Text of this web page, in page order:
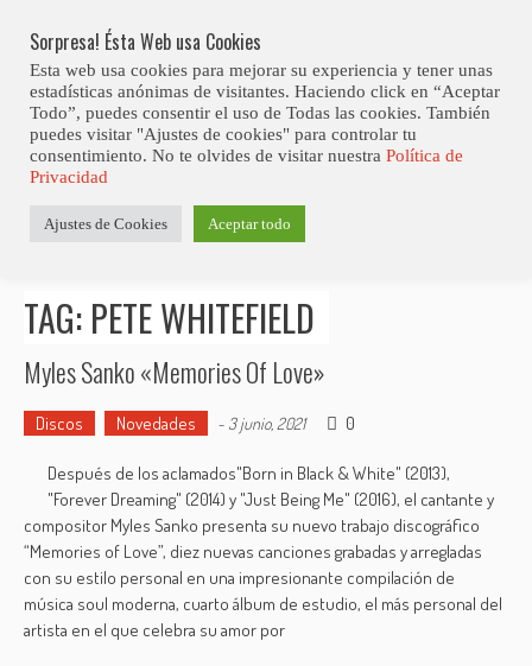
content
Club Contest.
Posts tagged "Pete Whitefield"
TAG: PETE WHITEFIELD
Myles Sanko «Memories Of Love»
Discos Novedades - 3 junio, 2021 0
Después de los aclamados"Born in Black & White" (2013),
"Forever Dreaming" (2014) y "Just Being Me" (2016), el cantante y
compositor Myles Sanko presenta su nuevo trabajo discográfico
“Memories of Love”, diez nuevas canciones grabadas y arregladas
con su estilo personal en una impresionante compilación de
música soul moderna, cuarto álbum de estudio, el más personal del
artista en el que celebra su amor por
Sorpresa! Ésta Web usa Cookies
Esta web usa cookies para mejorar su experiencia y tener unas
estadísticas anónimas de visitantes. Haciendo click en “Aceptar
Todo”, puedes consentir el uso de Todas las cookies. También
puedes visitar "Ajustes de cookies" para controlar tu
consentimiento. No te olvides de visitar nuestra Política de
Privacidad
Ajustes de Cookies Aceptar todo